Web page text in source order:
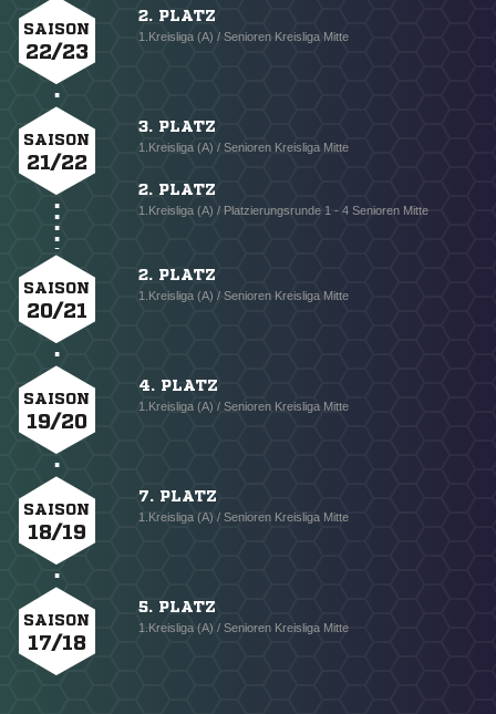
SAISON
22/23
2. PLATZ
1.Kreisliga (A) / Senioren Kreisliga Mitte
SAISON
21/22
3. PLATZ
1.Kreisliga (A) / Senioren Kreisliga Mitte
2. PLATZ
1.Kreisliga (A) / Platzierungsrunde 1 - 4 Senioren Mitte
SAISON
20/21
2. PLATZ
1.Kreisliga (A) / Senioren Kreisliga Mitte
SAISON
19/20
4. PLATZ
1.Kreisliga (A) / Senioren Kreisliga Mitte
SAISON
18/19
7. PLATZ
1.Kreisliga (A) / Senioren Kreisliga Mitte
SAISON
17/18
5. PLATZ
1.Kreisliga (A) / Senioren Kreisliga Mitte